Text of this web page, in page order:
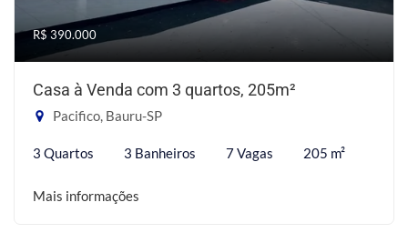
R$ 390.000
Casa à Venda com 3 quartos, 205m²
Pacifico, Bauru-SP
3 Quartos 3 Banheiros 7 Vagas 205 m²
Mais informações